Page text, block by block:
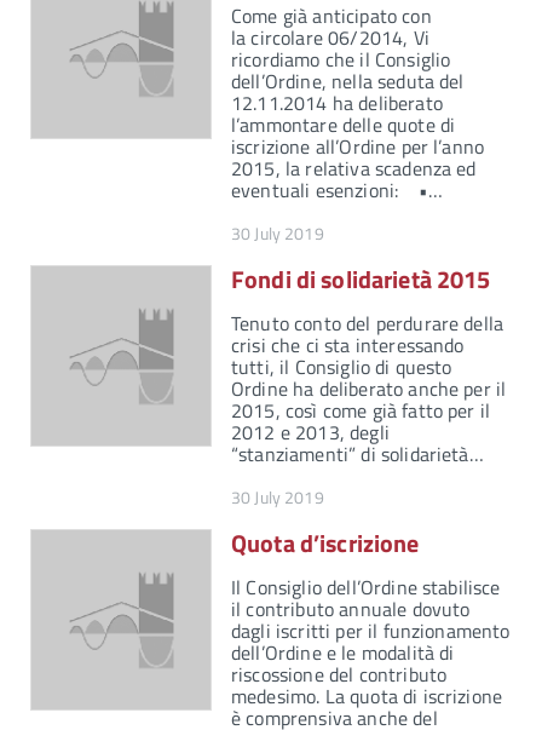
Come già anticipato con
la circolare 06/2014, Vi
ricordiamo che il Consiglio
dell’Ordine, nella seduta del
12.11.2014 ha deliberato
l’ammontare delle quote di
iscrizione all’Ordine per l’anno
2015, la relativa scadenza ed
eventuali esenzioni: •…
30 July 2019
Fondi di solidarietà 2015
Tenuto conto del perdurare della
crisi che ci sta interessando
tutti, il Consiglio di questo
Ordine ha deliberato anche per il
2015, così come già fatto per il
2012 e 2013, degli
“stanziamenti” di solidarietà…
30 July 2019
Quota d’iscrizione
Il Consiglio dell’Ordine stabilisce
il contributo annuale dovuto
dagli iscritti per il funzionamento
dell’Ordine e le modalità di
riscossione del contributo
medesimo. La quota di iscrizione
è comprensiva anche del